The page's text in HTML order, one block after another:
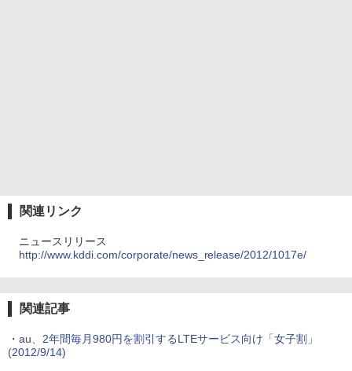
関連リンク
ニュースリリース
http://www.kddi.com/corporate/news_release/2012/1017e/
関連記事
・ au、2年間毎月980円を割引するLTEサービス向け「女子割」
(2012/9/14)